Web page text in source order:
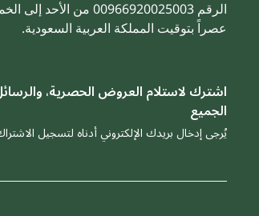
عصراً بتوقيت المملكة العربية السعودية.
اشترك لاستلام العروض الحصرية،
الجميع
يُرجى إدخال بريدك الإلكتروني أدناه لتسجيل